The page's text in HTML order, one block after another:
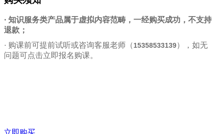
· 知识服务类产品属于虚拟内容范畴，一经购买成功，不支持
退款；
· 购课前可提前试听或咨询客服老师（15358533139），如无
问题可点击立即报名购课。